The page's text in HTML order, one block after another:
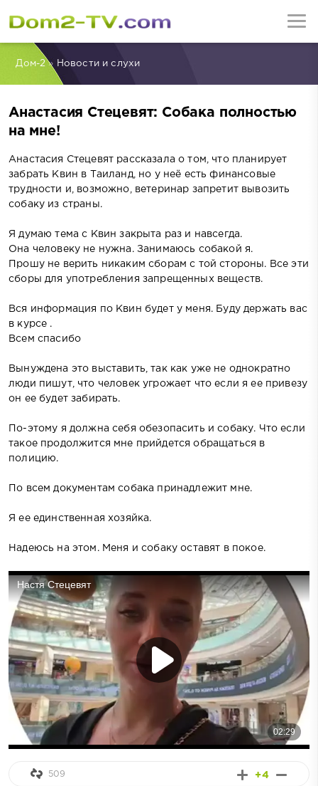
Дом-2» Новости и слухи
Анастасия Стецевят: Собака полностью
на мне!
Анастасия Стецевят рассказала о том, что планирует
забрать Квин в Таиланд, но у неё есть финансовые
трудности и, возможно, ветеринар запретит вывозить
собаку из страны.
Я думаю тема с Квин закрыта раз и навсегда.
Она человеку не нужна. Занимаюсь собакой я.
Прошу не верить никаким сборам с той стороны. Все эти
сборы для употребления запрещенных веществ.
Вся информация по Квин будет у меня. Буду держать вас
в курсе .
Всем спасибо
Вынуждена это выставить, так как уже не однократно
люди пишут, что человек угрожает что если я ее привезу
он ее будет забирать.
По-этому я должна себя обезопасить и собаку. Что если
такое продолжится мне прийдется обращаться в
полицию.
По всем документам собака принадлежит мне.
Я ее единственная хозяйка.
Надеюсь на этом. Меня и собаку оставят в покое.
+4
509